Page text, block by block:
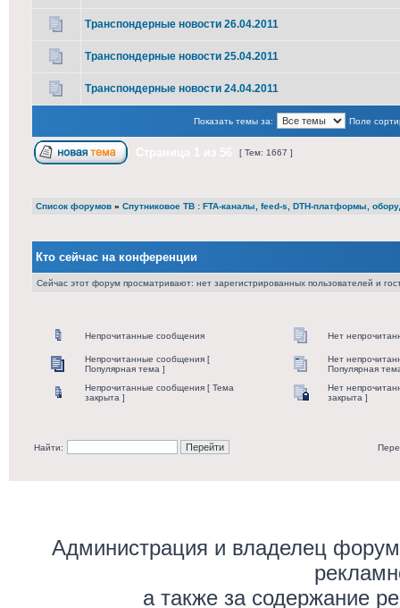
Транспондерные новости 26.04.2011
Транспондерные новости 25.04.2011
Транспондерные новости 24.04.2011
Показать темы за: Поле
[ Тем: 1667 ]
Список форумов » Cпутниковое ТВ : FTA-каналы, feed-s, DTH-платформы,
Кто сейчас на конференции
Сейчас этот форум просматривают: нет зарегистрированных пользователей и
Непрочитанные сообщения Нет
Непрочитанные сообщения [
Популярная тема ]
Нет
Популярная
Непрочитанные сообщения [ Тема
закрыта ]
Нет
закрыта ]
Найти:
Администрация и владелец
а также за содержание